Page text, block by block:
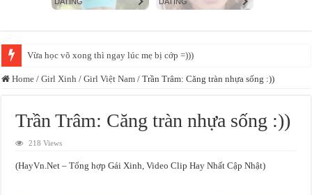
Sợ nhất những người âm thầm ko nói năng gì, đến làm cái đi luôn :))
Home / Girl Xinh / Girl Việt Nam / Trần Trâm: Căng tràn nhựa sống :))
Trần Trâm: Căng tràn nhựa sống :))
218 Views
(HayVn.Net – Tổng hợp Gái Xinh, Video Clip Hay Nhất Cập Nhật)